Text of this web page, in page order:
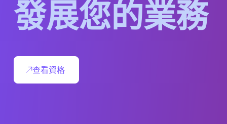
發展您的業務
查看資格